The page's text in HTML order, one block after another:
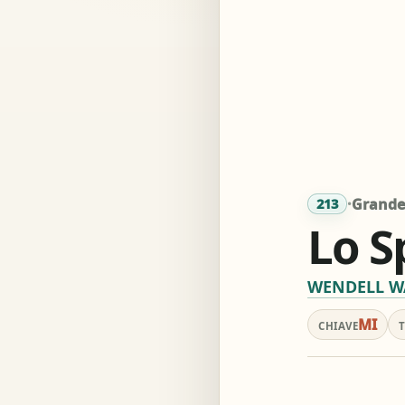
213 ·
Lo
WENDELL
CHIAVEMI